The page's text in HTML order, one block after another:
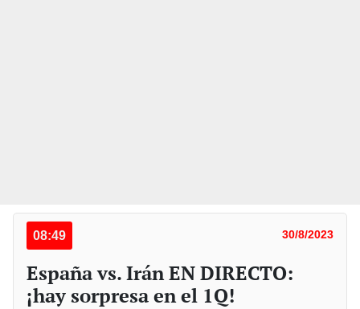
08:49 30/8/2023
España vs. Irán EN DIRECTO:
¡hay sorpresa en el 1Q!